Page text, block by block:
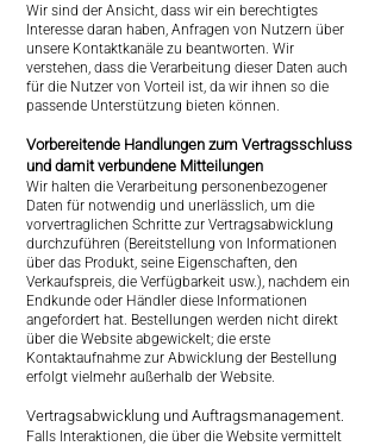
Wir sind der Ansicht, dass wir ein berechtigtes
Interesse daran haben, Anfragen von Nutzern über
unsere Kontaktkanäle zu beantworten. Wir
verstehen, dass die Verarbeitung dieser Daten auch
für die Nutzer von Vorteil ist, da wir ihnen so die
passende Unterstützung bieten können.
Vorbereitende Handlungen zum Vertragsschluss
und damit verbundene Mitteilungen
Wir halten die Verarbeitung personenbezogener
Daten für notwendig und unerlässlich, um die
vorvertraglichen Schritte zur Vertragsabwicklung
durchzuführen (Bereitstellung von Informationen
über das Produkt, seine Eigenschaften, den
Verkaufspreis, die Verfügbarkeit usw.), nachdem ein
Endkunde oder Händler diese Informationen
angefordert hat. Bestellungen werden nicht direkt
über die Website abgewickelt; die erste
Kontaktaufnahme zur Abwicklung der Bestellung
erfolgt vielmehr außerhalb der Website.
Vertragsabwicklung und Auftragsmanagement.
Falls Interaktionen, die über die Website vermittelt